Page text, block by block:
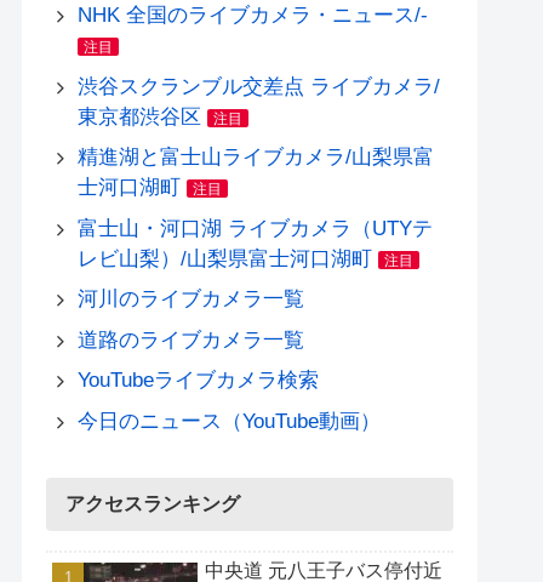
NHK 全国のライブカメラ・ニュース/-
注目
渋谷スクランブル交差点 ライブカメラ/
東京都渋谷区
注目
精進湖と富士山ライブカメラ/山梨県富
士河口湖町
注目
富士山・河口湖 ライブカメラ（UTYテ
レビ山梨）/山梨県富士河口湖町
注目
河川のライブカメラ一覧
道路のライブカメラ一覧
YouTubeライブカメラ検索
今日のニュース（YouTube動画）
アクセスランキング
中央道 元八王子バス停付近